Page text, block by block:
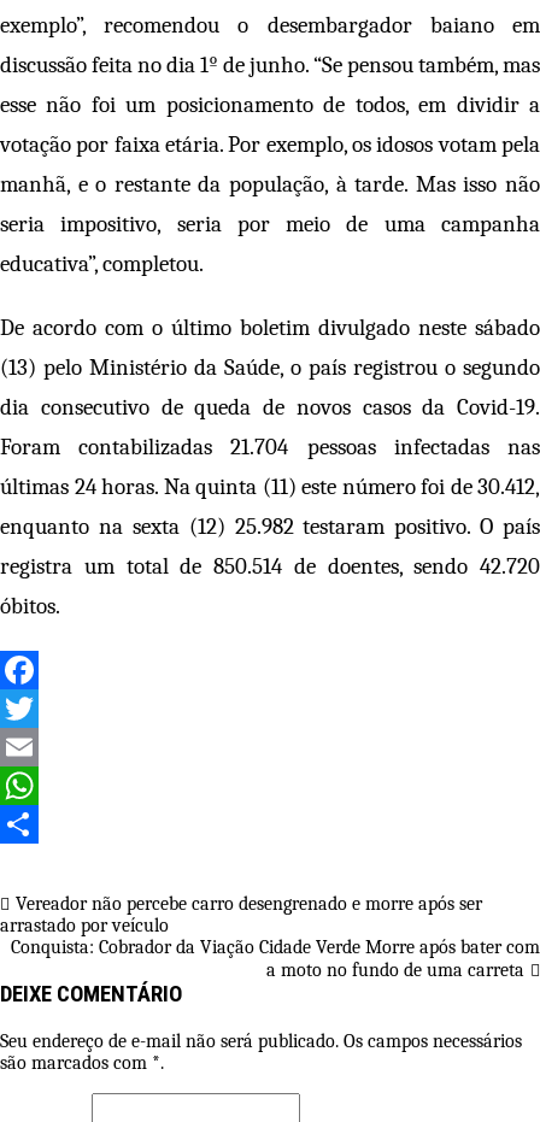
exemplo”, recomendou o desembargador baiano em
discussão feita no dia 1º de junho. “Se pensou também, mas
esse não foi um posicionamento de todos, em dividir a
votação por faixa etária. Por exemplo, os idosos votam pela
manhã, e o restante da população, à tarde. Mas isso não
seria impositivo, seria por meio de uma campanha
educativa”, completou.
De acordo com o último boletim divulgado neste sábado
(13) pelo Ministério da Saúde, o país registrou o segundo
dia consecutivo de queda de novos casos da Covid-19.
Foram contabilizadas 21.704 pessoas infectadas nas
últimas 24 horas. Na quinta (11) este número foi de 30.412,
enquanto na sexta (12) 25.982 testaram positivo. O país
registra um total de 850.514 de doentes, sendo 42.720
óbitos.
Facebook
Twitter
Email
WhatsApp
Navegação
de
Vereador não percebe carro desengrenado e morre após ser
arrastado por veículo
Conquista: Cobrador da Viação Cidade Verde Morre após bater com
a moto no fundo de uma carreta
DEIXE COMENTÁRIO
Seu endereço de e-mail não será publicado. Os campos necessários
são marcados com *.